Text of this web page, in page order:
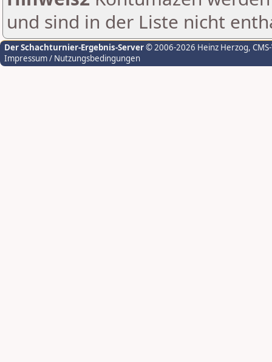
und sind in der Liste nicht
Der Schachturnier-Ergebnis-Server© 2006-2026 Heinz Herzog,
Impressum / Nutzungsbedingungen